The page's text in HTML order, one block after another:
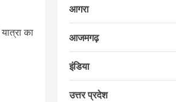
का
आगरा
आजमगढ़
इंडिया
उत्तर प्रदेश